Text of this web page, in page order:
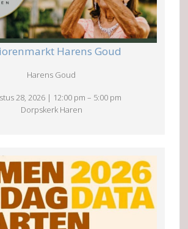
Harens Goud
Harens Goud
28, 2026 | 12:00 pm – 5:00 pm
Dorpskerk Haren